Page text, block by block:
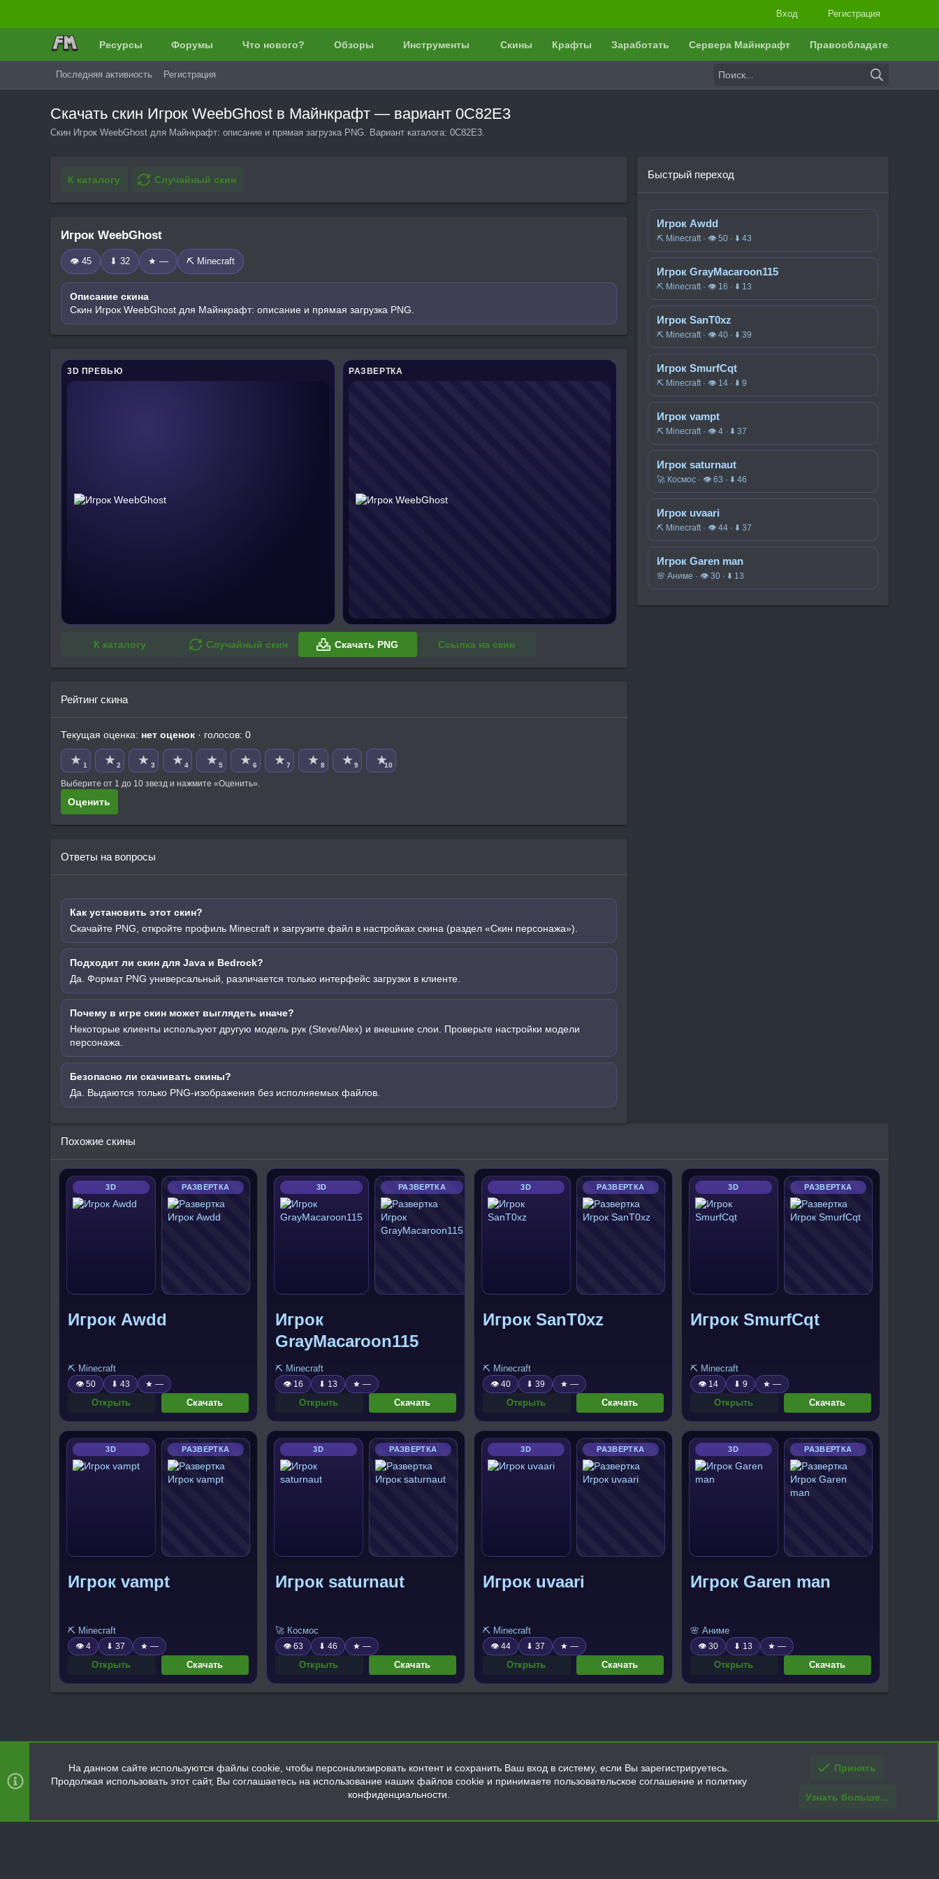
Вход Регистрация
Ресурсы Форумы Что нового? Обзоры Инструменты Скины Крафты Заработать Сервера Майнкрафт Правообладателям
Последняя активность Регистрация
Скачать скин Игрок WeebGhost в Майнкрафт — вариант 0C82E3
Скин Игрок WeebGhost для Майнкрафт: описание и прямая загрузка PNG. Вариант каталога: 0C82E3.
К каталогу Случайный скин
Игрок WeebGhost
👁 45 ⬇ 32 ★ — ⛏️ Minecraft
Описание скина
Скин Игрок WeebGhost для Майнкрафт: описание и прямая загрузка PNG.
3D ПРЕВЬЮ РАЗВЕРТКА
К каталогу Случайный скин Скачать PNG Ссылка на скин
Рейтинг скина
Текущая оценка: нет оценок · голосов: 0
★ 1 ★ 2 ★ 3 ★ 4 ★ 5 ★ 6 ★ 7 ★ 8 ★ 9 ★10
Выберите от 1 до 10 звезд и нажмите «Оценить».
Оценить
Ответы на вопросы
Как установить этот скин?
Скачайте PNG, откройте профиль Minecraft и загрузите файл в настройках скина (раздел «Скин персонажа»).
Подходит ли скин для Java и Bedrock?
Да. Формат PNG универсальный, различается только интерфейс загрузки в клиенте.
Почему в игре скин может выглядеть иначе?
Некоторые клиенты используют другую модель рук (Steve/Alex) и внешние слои. Проверьте настройки модели
персонажа.
Безопасно ли скачивать скины?
Да. Выдаются только PNG-изображения без исполняемых файлов.
Быстрый переход
Игрок Awdd
⛏️ Minecraft · 👁 50 · ⬇ 43
Игрок GrayMacaroon115
⛏️ Minecraft · 👁 16 · ⬇ 13
Игрок SanT0xz
⛏️ Minecraft · 👁 40 · ⬇ 39
Игрок SmurfCqt
⛏️ Minecraft · 👁 14 · ⬇ 9
Игрок vampt
⛏️ Minecraft · 👁 4 · ⬇ 37
Игрок saturnaut
🚀 Космос · 👁 63 · ⬇ 46
Игрок uvaari
⛏️ Minecraft · 👁 44 · ⬇ 37
Игрок Garen man
🌸 Аниме · 👁 30 · ⬇ 13
Похожие скины
3D РАЗВЕРТКА
Игрок Awdd
⛏️ Minecraft
👁 50 ⬇ 43 ★ —
Открыть Скачать
3D РАЗВЕРТКА
Игрок
GrayMacaroon115
⛏️ Minecraft
👁 16 ⬇ 13 ★ —
Открыть Скачать
3D РАЗВЕРТКА
Игрок SanT0xz
⛏️ Minecraft
👁 40 ⬇ 39 ★ —
Открыть Скачать
3D РАЗВЕРТКА
Игрок SmurfCqt
⛏️ Minecraft
👁 14 ⬇ 9 ★ —
Открыть Скачать
3D РАЗВЕРТКА
Игрок vampt
⛏️ Minecraft
👁 4 ⬇ 37 ★ —
Открыть Скачать
3D РАЗВЕРТКА
Игрок saturnaut
🚀 Космос
👁 63 ⬇ 46 ★ —
Открыть Скачать
3D РАЗВЕРТКА
Игрок uvaari
⛏️ Minecraft
👁 44 ⬇ 37 ★ —
Открыть Скачать
3D РАЗВЕРТКА
Игрок Garen man
🌸 Аниме
👁 30 ⬇ 13 ★ —
Открыть Скачать
Главная
R
S
На данном сайте используются файлы cookie, чтобы персонализировать контент и сохранить Ваш вход в систему, если Вы зарегистрируетесь.
Продолжая использовать этот сайт, Вы соглашаетесь на использование наших файлов cookie и принимаете пользовательское соглашение и политику
конфиденциальности.
Принять
Узнать больше...